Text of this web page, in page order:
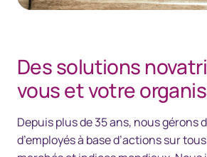
Des solutions
vous et votre
Depuis plus de 35 ans, nous gérons
d’employés à base d’actions sur